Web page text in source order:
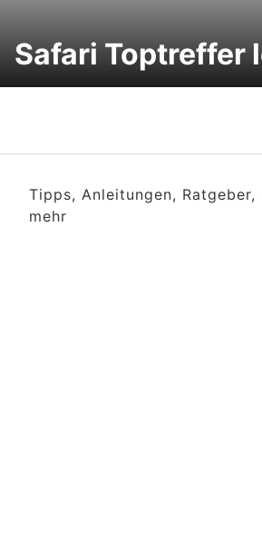
Safari Toptreffer
Tipps, Anleitungen, Ratgeber,
mehr